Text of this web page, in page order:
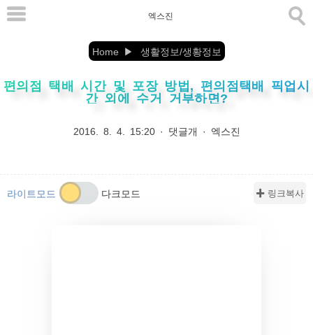
본
바
엑스진
Home 생활정보/생황정보
편의점 택배 시간 및 포장 방법, 편의점택배 픽업시
간 외에 수거 거부하면?
2016. 8. 4. 15:20· 댓글개 · 엑스진
✚ 링크복사